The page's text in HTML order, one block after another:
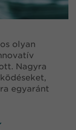
olyan
Nagyra
egyaránt